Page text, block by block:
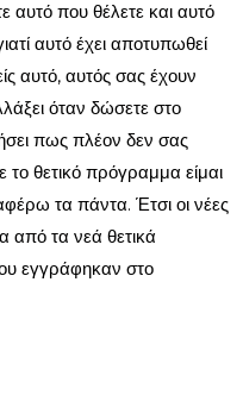
αυτό που θέλετε και αυτό
αυτό έχει αποτυπωθεί
αυτό, αυτός σας έχουν
όταν δώσετε στο
πως πλέον δεν σας
το θετικό πρόγραμμα είμαι
τα πάντα. Έτσι οι νέες
από τα νεά θετικά
εγγράφηκαν στο